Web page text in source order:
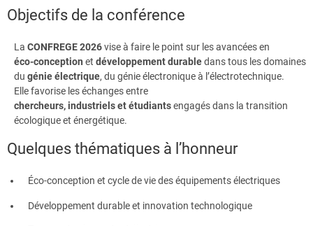
Objectifs de la conférence
La CONFREGE 2026vise à faire le point sur les avancées en
éco-conception et développement durabledans tous les domaines
du génie électrique, du génie électronique à l’électrotechnique.
Elle favorise les échanges entre
chercheurs, industriels et étudiantsengagés dans la transition
écologique et énergétique.
Quelques thématiques à l’honneur
Éco-conception et cycle de vie des équipements électriques
Développement durable et innovation technologique